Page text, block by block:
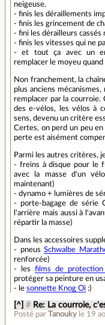
neigeuse.
- finis les déraillements
- finis les grincement de
- fini les dérailleurs
- finis les vitesses qui ne
- et tout ça avec un
remplacer le moyeu
Non franchement, la
plus anciens
remplacer par la
des e-vélos, les vélos à
sens, devenu un critère
Certes, on perd un peu
perte est aisément
Parmi les autres critères,
- freins à disque pour le
avec la masse d'un
maintenant)
- dynamo + lumières de
- porte-bagage de série
l'arrière mais aussi à
répartir la masse)
Dans les accessoires
- pneusSchwalbe
renforcée)
- les films de protection
protéger sa peinture en
- le sonnette Knog Oi :)
[^] # Re: La courroie,
Posté par Tanouky le 19